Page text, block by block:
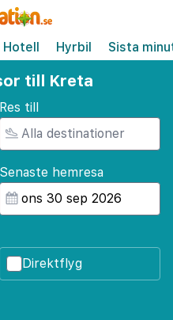
Hotell Hyrbil Sista
till Kreta
Res till
Senaste hemresa
Direktflyg